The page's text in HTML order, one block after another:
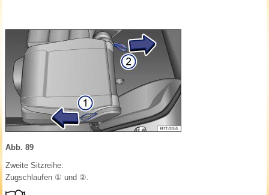
Abb. 89
Zweite Sitzreihe:
Zugschlaufen ① und ②.